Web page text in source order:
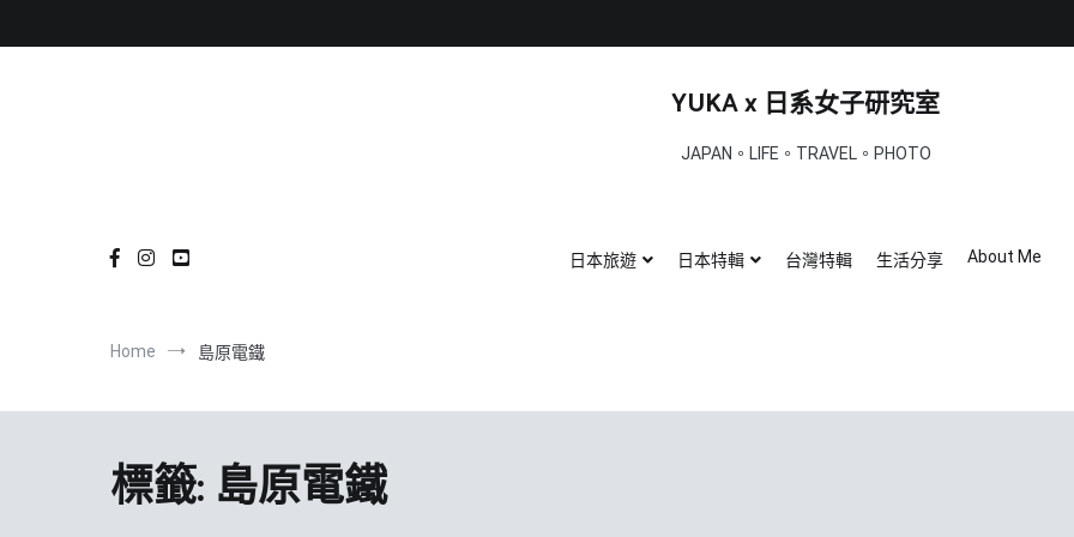
YUKA x 日系女子研究室
JAPAN。LIFE。TRAVEL。PHOTO
日本旅遊 日本特輯 台灣特輯 生活分享 About Me
Home 島原電鐵
標籤: 島原電鐵